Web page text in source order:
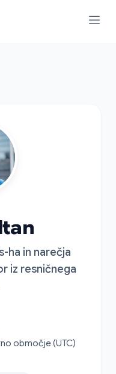
ha in narečja
iz resničnega
območje (UTC)